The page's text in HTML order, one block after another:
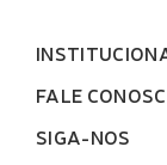
FALE
SIGA-NOS